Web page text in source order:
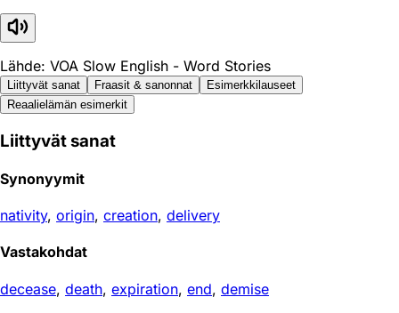
Lähde: VOA Slow English - Word Stories
Liittyvät sanat Fraasit & sanonnat
Esimerkkilauseet
Reaali­elämän esimerkit
Liittyvät sanat
Synonyymit
nativity, origin, creation, delivery
Vastakohdat
decease, death, expiration, end, demise